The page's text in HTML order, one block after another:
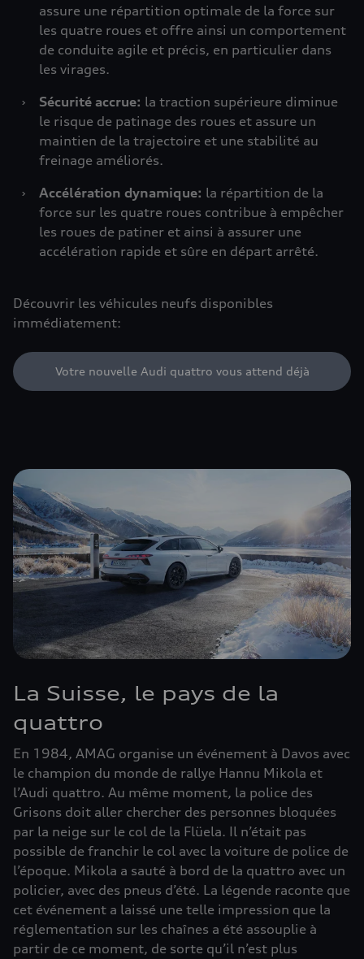
assure une répartition optimale de la force sur
les quatre roues et offre ainsi un comportement
de conduite agile et précis, en particulier dans
les virages.
›
Sécurité accrue: la traction supérieure diminue
le risque de patinage des roues et assure un
maintien de la trajectoire et une stabilité au
freinage améliorés.
›
Accélération dynamique: la répartition de la
force sur les quatre roues contribue à empêcher
les roues de patiner et ainsi à assurer une
accélération rapide et sûre en départ arrêté.
Découvrir les véhicules neufs disponibles
immédiatement:
Votre nouvelle Audi quattro vous attend déjà
La Suisse, le pays de la
quattro
En 1984, AMAG organise un événement à Davos avec
le champion du monde de rallye Hannu Mikola et
l’Audi quattro. Au même moment, la police des
Grisons doit aller chercher des personnes bloquées
par la neige sur le col de la Flüela. Il n’était pas
possible de franchir le col avec la voiture de police de
l’époque. Mikola a sauté à bord de la quattro avec un
policier, avec des pneus d’été. La légende raconte que
cet événement a laissé une telle impression que la
réglementation sur les chaînes a été assouplie à
partir de ce moment, de sorte qu’il n’est plus